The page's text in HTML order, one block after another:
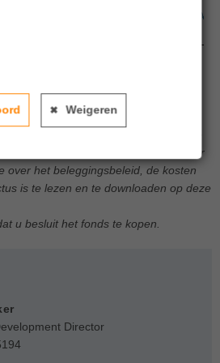
Weigeren
bieden geen garantie voor de
is een prospectus beschikbaar
over het beleggingsbeleid, de kosten
is te lezen en te downloaden op deze
u besluit het fonds te kopen.
Director